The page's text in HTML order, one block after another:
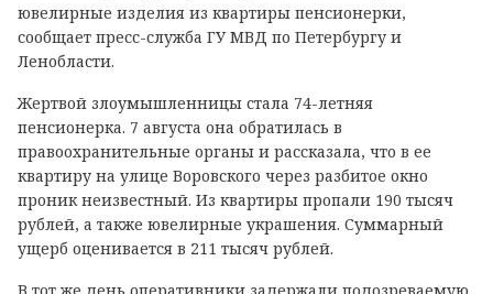
ювелирные изделия из квартиры пенсионерки,
сообщает пресс-служба ГУ МВД по Петербургу и
Ленобласти.
Жертвой злоумышленницы стала 74-летняя
пенсионерка. 7 августа она обратилась в
правоохранительные органы и рассказала, что в ее
квартиру на улице Воровского через разбитое окно
проник неизвестный. Из квартиры пропали 190 тысяч
рублей, а также ювелирные украшения. Суммарный
ущерб оценивается в 211 тысяч рублей.
В тот же день оперативники задержали подозреваемую.